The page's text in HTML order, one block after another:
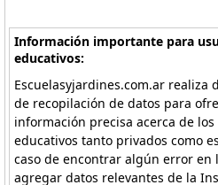
Información importante para
educativos:
Escuelasyjardines.com.ar
de recopilación de datos para
información precisa acerca de
educativos tanto privados como
caso de encontrar algún error
agregar datos relevantes de la